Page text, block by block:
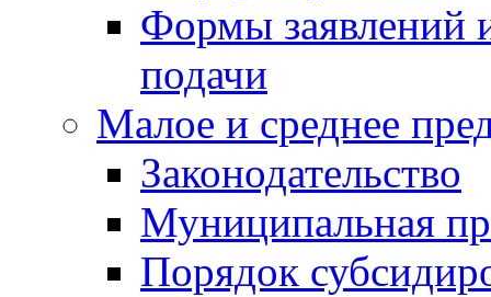
Формы заявлений
подачи
Малое и среднее
Законодательство
Муниципальная
Порядок